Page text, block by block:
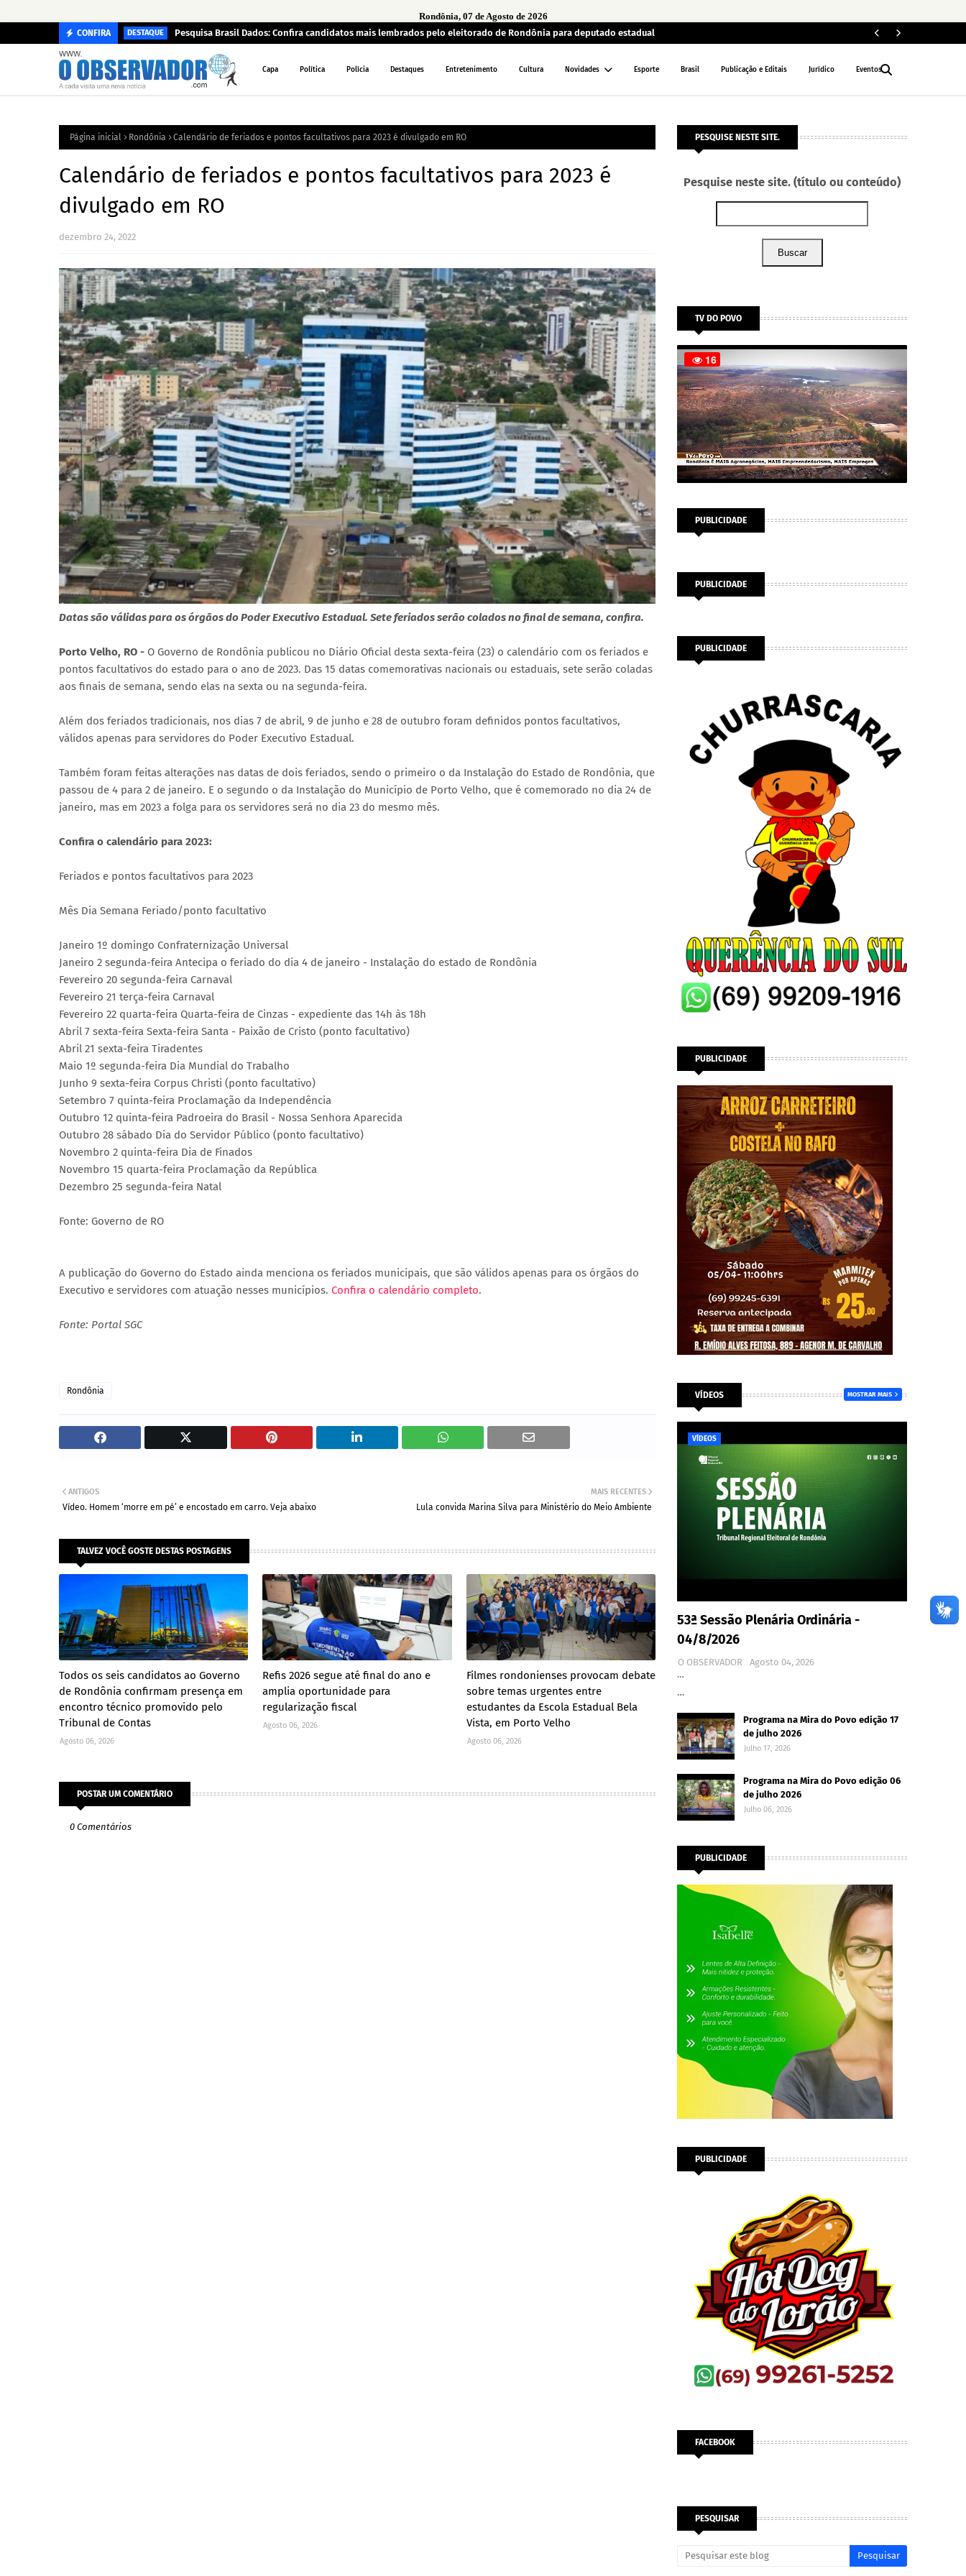
Rondônia, 07 de Agosto de 2026
CONFIRA DESTAQUE Pesquisa Brasil Dados: Confira candidatos mais lembrados pelo eleitorado de Rondônia para deputado estadual
Capa Política Polícia Destaques Entretenimento Cultura Novidades Esporte Brasil Publicação e Editais Jurídico Eventos
Página inicial Rondônia Calendário de feriados e pontos facultativos para 2023 é divulgado em RO
Calendário de feriados e pontos facultativos para 2023 é
divulgado em RO
dezembro 24, 2022
Datas são válidas para os órgãos do Poder Executivo Estadual. Sete feriados serão colados no final de semana, confira.
Porto Velho, RO - O Governo de Rondônia publicou no Diário Oficial desta sexta-feira (23) o calendário com os feriados e
pontos facultativos do estado para o ano de 2023. Das 15 datas comemorativas nacionais ou estaduais, sete serão coladas
aos finais de semana, sendo elas na sexta ou na segunda-feira.
Além dos feriados tradicionais, nos dias 7 de abril, 9 de junho e 28 de outubro foram definidos pontos facultativos,
válidos apenas para servidores do Poder Executivo Estadual.
Também foram feitas alterações nas datas de dois feriados, sendo o primeiro o da Instalação do Estado de Rondônia, que
passou de 4 para 2 de janeiro. E o segundo o da Instalação do Município de Porto Velho, que é comemorado no dia 24 de
janeiro, mas em 2023 a folga para os servidores será no dia 23 do mesmo mês.
Confira o calendário para 2023:
Feriados e pontos facultativos para 2023
Mês Dia Semana Feriado/ponto facultativo
Janeiro 1º domingo Confraternização Universal
Janeiro 2 segunda-feira Antecipa o feriado do dia 4 de janeiro - Instalação do estado de Rondônia
Fevereiro 20 segunda-feira Carnaval
Fevereiro 21 terça-feira Carnaval
Fevereiro 22 quarta-feira Quarta-feira de Cinzas - expediente das 14h às 18h
Abril 7 sexta-feira Sexta-feira Santa - Paixão de Cristo (ponto facultativo)
Abril 21 sexta-feira Tiradentes
Maio 1º segunda-feira Dia Mundial do Trabalho
Junho 9 sexta-feira Corpus Christi (ponto facultativo)
Setembro 7 quinta-feira Proclamação da Independência
Outubro 12 quinta-feira Padroeira do Brasil - Nossa Senhora Aparecida
Outubro 28 sábado Dia do Servidor Público (ponto facultativo)
Novembro 2 quinta-feira Dia de Finados
Novembro 15 quarta-feira Proclamação da República
Dezembro 25 segunda-feira Natal
Fonte: Governo de RO
A publicação do Governo do Estado ainda menciona os feriados municipais, que são válidos apenas para os órgãos do
Executivo e servidores com atuação nesses municípios. Confira o calendário completo.
Fonte: Portal SGC
Rondônia
MAIS RECENTES
Lula convida Marina Silva para Ministério do Meio Ambiente
ANTIGOS
Vídeo. Homem ‘morre em pé’ e encostado em carro. Veja abaixo
TALVEZ VOCÊ GOSTE DESTAS POSTAGENS
Todos os seis candidatos ao Governo
de Rondônia confirmam presença em
encontro técnico promovido pelo
Tribunal de Contas
Agosto 06, 2026
Refis 2026 segue até final do ano e
amplia oportunidade para
regularização fiscal
Agosto 06, 2026
Filmes rondonienses provocam debate
sobre temas urgentes entre
estudantes da Escola Estadual Bela
Vista, em Porto Velho
Agosto 06, 2026
POSTAR UM COMENTÁRIO
0 Comentários
PESQUISE NESTE SITE.
Pesquise neste site. (título ou conteúdo)
Buscar
TV DO POVO
PUBLICIDADE
PUBLICIDADE
PUBLICIDADE
PUBLICIDADE
VÍDEOS MOSTRAR MAIS
VÍDEOS
53ª Sessão Plenária Ordinária -
04/8/2026
O OBSERVADOR
Agosto 04, 2026
…
…
Programa na Mira do Povo edição 17
de julho 2026
Julho 17, 2026
Programa na Mira do Povo edição 06
de julho 2026
Julho 06, 2026
PUBLICIDADE
PUBLICIDADE
FACEBOOK
PESQUISAR